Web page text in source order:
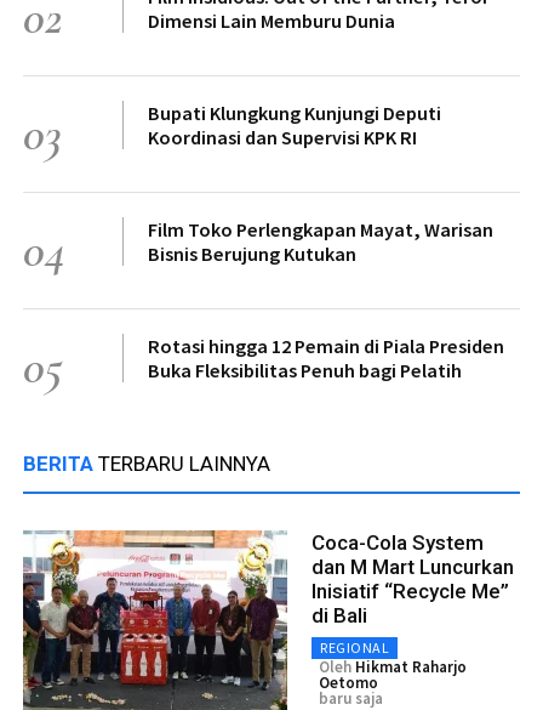
02
Dimensi Lain Memburu Dunia
03
Bupati Klungkung Kunjungi Deputi
Koordinasi dan Supervisi KPK RI
04
Film Toko Perlengkapan Mayat, Warisan
Bisnis Berujung Kutukan
05
Rotasi hingga 12 Pemain di Piala Presiden
Buka Fleksibilitas Penuh bagi Pelatih
BERITA TERBARU LAINNYA
Coca-Cola System
dan M Mart Luncurkan
Inisiatif “Recycle Me”
di Bali
REGIONAL
Oleh Hikmat Raharjo
Oetomo
baru saja